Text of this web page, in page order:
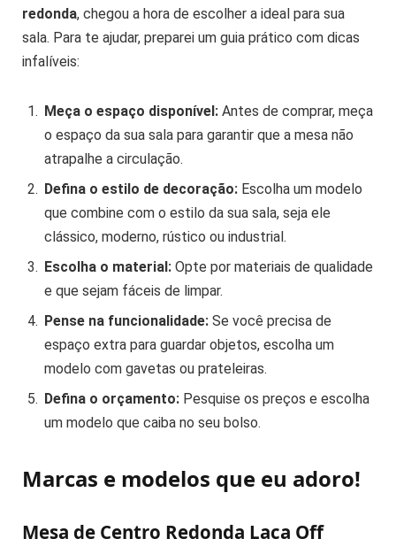
redonda, chegou a hora de escolher a ideal para sua
sala. Para te ajudar, preparei um guia prático com dicas
infalíveis:
Meça o espaço disponível: Antes de comprar, meça
o espaço da sua sala para garantir que a mesa não
atrapalhe a circulação.
Defina o estilo de decoração: Escolha um modelo
que combine com o estilo da sua sala, seja ele
clássico, moderno, rústico ou industrial.
Escolha o material: Opte por materiais de qualidade
e que sejam fáceis de limpar.
Pense na funcionalidade: Se você precisa de
espaço extra para guardar objetos, escolha um
modelo com gavetas ou prateleiras.
Defina o orçamento: Pesquise os preços e escolha
um modelo que caiba no seu bolso.
Marcas e modelos que eu adoro!
Mesa de Centro Redonda Laca Off